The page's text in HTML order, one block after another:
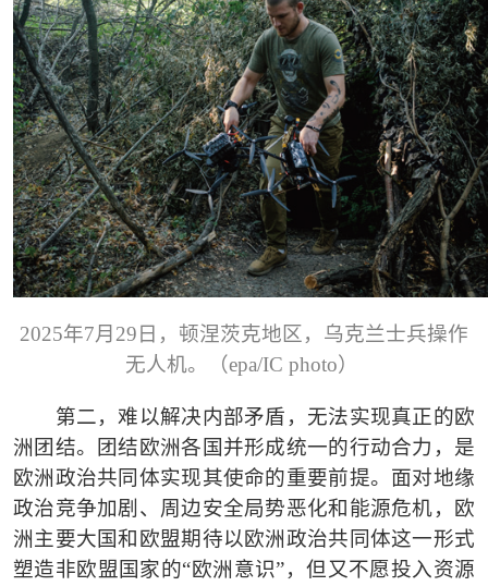
2025年7月29日，顿涅茨克地区，乌克兰士兵操作
无人机。（epa/IC photo）
第二，难以解决内部矛盾，无法实现真正的欧
洲团结。团结欧洲各国并形成统一的行动合力，是
欧洲政治共同体实现其使命的重要前提。面对地缘
政治竞争加剧、周边安全局势恶化和能源危机，欧
洲主要大国和欧盟期待以欧洲政治共同体这一形式
塑造非欧盟国家的“欧洲意识”，但又不愿投入资源